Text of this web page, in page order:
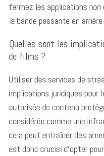
fermez les applications
la bande passante en
Quelles sont les
de films ?
Utiliser des services de
implications juridiques pour
autorisée de contenu
considérée comme une
cela peut entraîner des
est donc crucial d’opter